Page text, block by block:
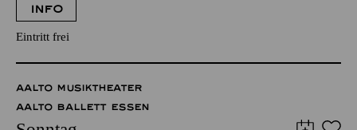
Lernen Sie Menschen und Musik unserer neuen Premiere
kennen!
Eintritt frei